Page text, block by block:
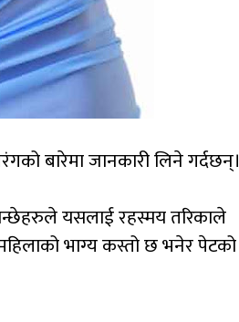
बारेमा जानकारी लिने गर्दछन्।
यसलाई रहस्मय तरिकाले
भाग्य कस्तो छ भनेर पेटको